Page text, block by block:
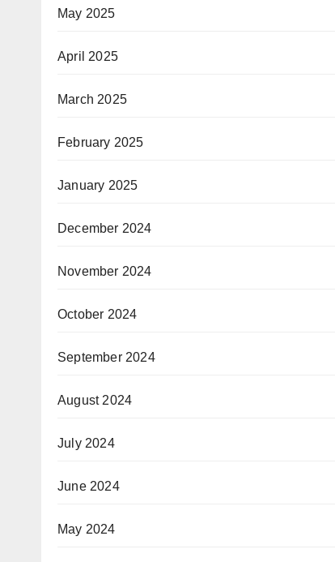
May 2025
April 2025
March 2025
February 2025
January 2025
December 2024
November 2024
October 2024
September 2024
August 2024
July 2024
June 2024
May 2024